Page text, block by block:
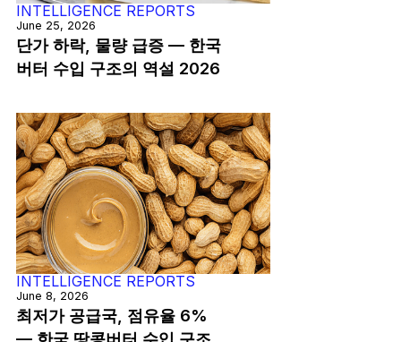
INTELLIGENCE REPORTS
June 25, 2026
단가 하락, 물량 급증 — 한국
버터 수입 구조의 역설 2026
INTELLIGENCE REPORTS
June 8, 2026
최저가 공급국, 점유율 6%